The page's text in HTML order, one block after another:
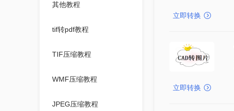
其他教程
tif转pdf教程
TIF压缩教程
WMF压缩教程
JPEG压缩教程
立即转换
立即转换